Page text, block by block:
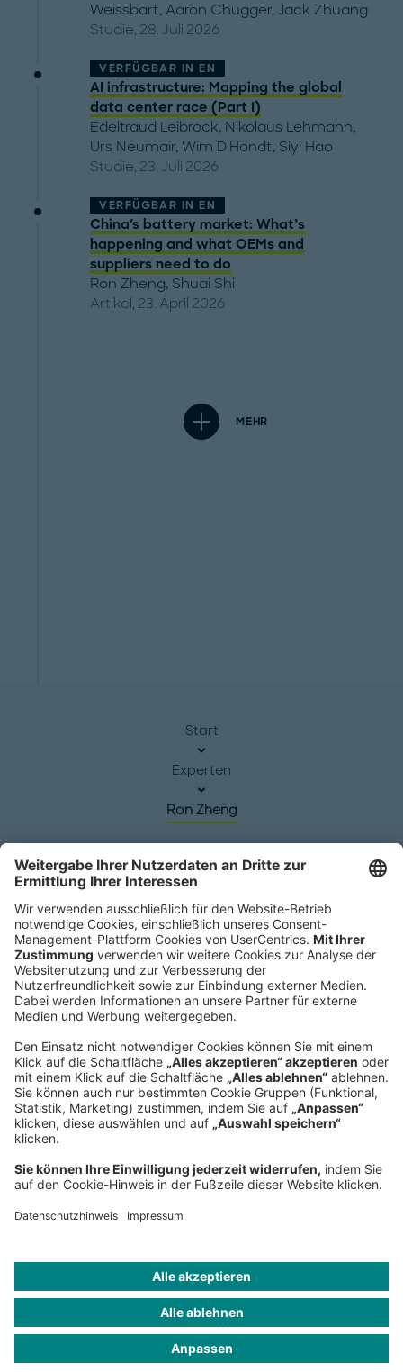
Weissbart, Aaron Chugger, Jack Zhuang
Studie, 28. Juli 2026
VERFÜGBAR IN EN
AI infrastructure: Mapping the global
data center race (Part I)
Edeltraud Leibrock, Nikolaus Lehmann,
Urs Neumair, Wim D'Hondt, Siyi Hao
Studie, 23. Juli 2026
VERFÜGBAR IN EN
China's battery market: What’s
happening and what OEMs and
suppliers need to do
Ron Zheng, Shuai Shi
Artikel, 23. April 2026
MEHR
Start
Experten
Ron Zheng
Hauptsitz
Roland Berger GmbH
Sederanger 1
80538 München
Deutschland
Fax:
+49 89 9230-8202
Mail:
Senden Sie eine Nachricht
NEWSROOM
IMPRESSUM
HILFE
DATENSCHUTZ
COOKIES